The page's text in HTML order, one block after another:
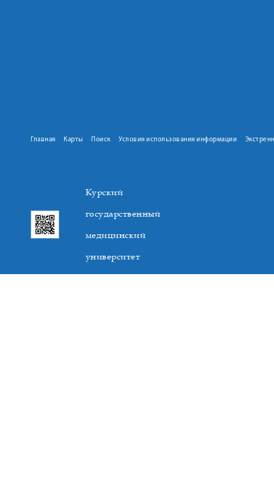
Главная Карты Поиск Условия использования информации
Курский
государственный
медицинский
университет